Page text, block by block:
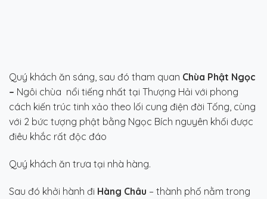
Quý khách ăn sáng, sau đó tham quan Chùa Phật Ngọc
– Ngôi chùa nổi tiếng nhất tại Thượng Hải với phong
cách kiến trúc tinh xảo theo lối cung điện đời Tống, cùng
với 2 bức tượng phật bằng Ngọc Bích nguyên khối được
điêu khắc rất độc đáo
Quý khách ăn trưa tại nhà hàng.
Sau đó khởi hành đi Hàng Châu – thành phố nằm trong